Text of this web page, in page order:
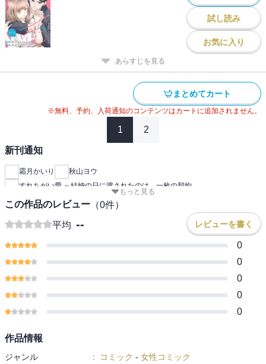
試し読み
お気に入り
あらすじを見る
まとめてカート
※無料、予約、入荷通知のコンテンツはカートに追加されません。
1 2
新刊通知
霜月かいり
秋山ヨウ
すれちがい愛 ～結納の日に渡されたのは、一枚の契約
もっと見る
この作品のレビュー （0件）
平均 -- レビューを書く
0
0
0
0
0
作品情報
ジャンル : コミック - 女性コミック